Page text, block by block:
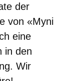
der
von «Myni
eine
in den
Wir